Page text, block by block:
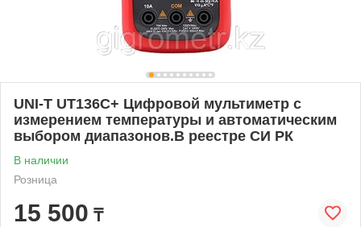
UNI-T UT136C+ Цифровой мультиметр с
измерением температуры и автоматическим
выбором диапазонов.В реестре СИ РК
В наличии
Розница
15 500 ₸